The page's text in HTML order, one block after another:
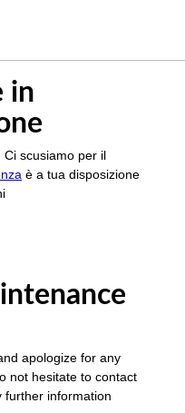
in
scusiamo per il
è a tua disposizione
apologize for any
not hesitate to contact
further information